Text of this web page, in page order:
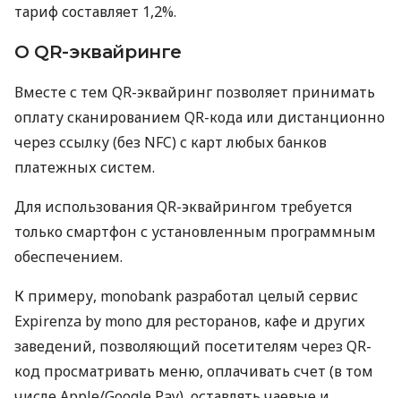
тариф составляет 1,2%.
О QR-эквайринге
Вместе с тем QR-эквайринг позволяет принимать
оплату сканированием QR-кода или дистанционно
через ссылку (без NFC) с карт любых банков
платежных систем.
Для использования QR-эквайрингом требуется
только смартфон с установленным программным
обеспечением.
К примеру, monobank разработал целый сервис
Expirenza by mono для ресторанов, кафе и других
заведений, позволяющий посетителям через QR-
код просматривать меню, оплачивать счет (в том